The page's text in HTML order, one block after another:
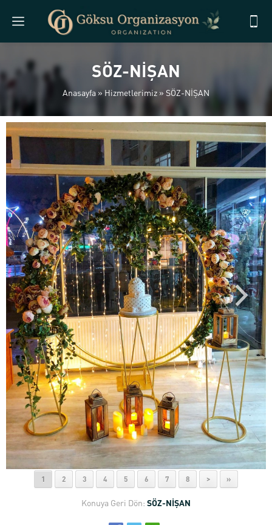
SÖZ-NİŞAN
Anasayfa »Hizmetlerimiz » SÖZ-NİŞAN
1 2 3 4 5 6 7 8 > »
Konuya Geri Dön: SÖZ-NİŞAN